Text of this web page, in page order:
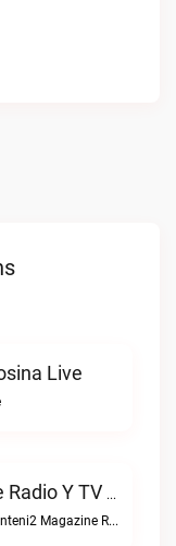
Live
Conteni2 Magazine Radio Y TV Digital Live
El universo en tus manosConteni2 Magazine Radio y TV Digital live